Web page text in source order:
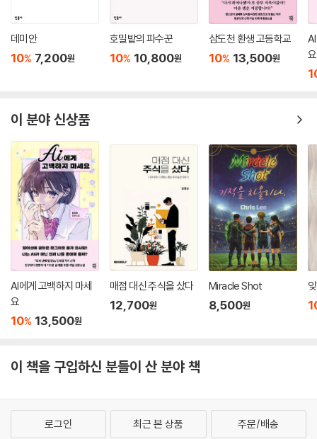
이방인의 언어를 환대하지 않고 기술의 발달만을 강조한다. “수어를 알게
되고, 수어를 쓰는 다른 사람들을 이해하고, 그래서 필요할 때마다 수어를
쓸 수 있게 되면, 구화를 배우고자 하는 동기가 사라진다는 것이었다.”(23
쪽) 인공와우 이식 수술과 농인 정체성의 획득은 마치 대척점에 서 있는 것
가 있어온 이래 끝나지 않는 논쟁거리다. 소설은 어느 한쪽을 선택해야 한
다고 단정 짓지 않고, “진짜 중요한 이야기”는 스스로 선택할 자유를 쟁취
하는 데에 있다고 짚어낸다.
데미안
10% 7,200원
호밀밭의 파수꾼
10% 10,800원
삼도천 환생 고등학교
10% 13,500원
요
이 분야 신상품
AI에게 고백하지 마세
요
10% 13,500원
매점 대신 주식을 샀다
12,700원
Miracle Shot
8,500원
이 책을 구입하신 분들이 산 분야 책
로그인 최근 본 상품 주문/배송